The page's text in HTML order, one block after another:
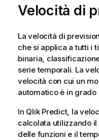
Velocità di
La velocità di
che si applica a tutti i
binaria,
serie temporali. La
velocità con cui un
automatico è in
In Qlik Predict, la
calcolata utilizzando
delle funzioni e il